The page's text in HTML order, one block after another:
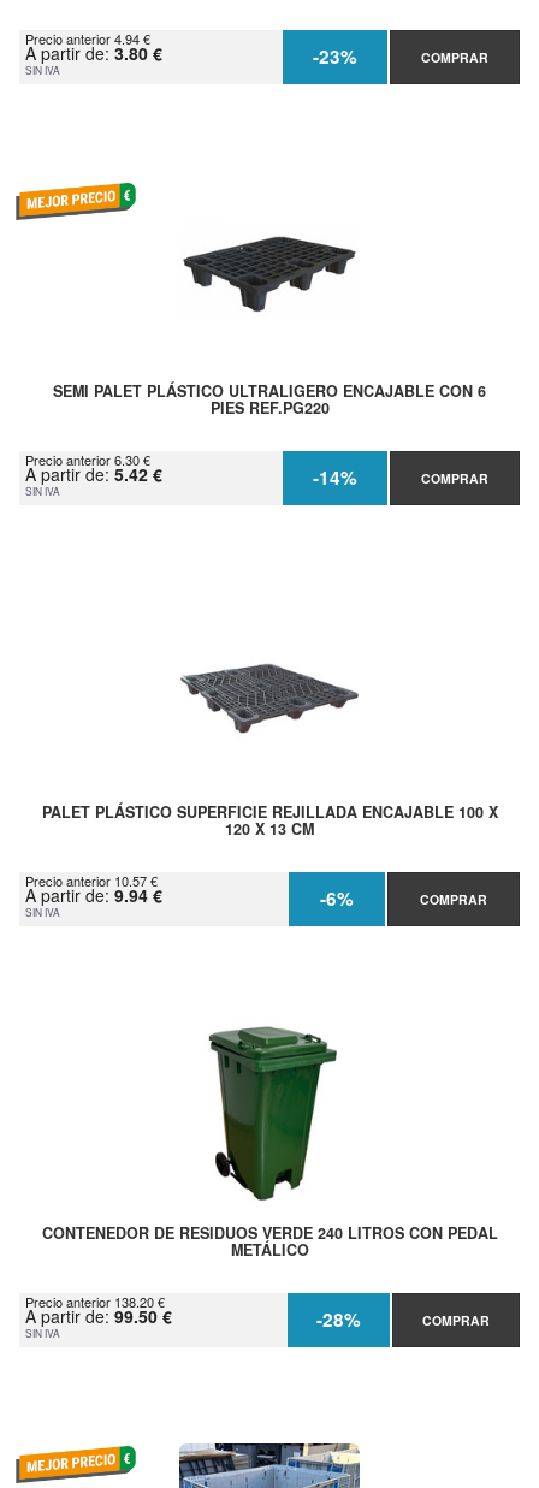
Precio anterior 4.94 €
A partir de: 3.80 €
SIN IVA -23% COMPRAR
SEMI PALET PLÁSTICO ULTRALIGERO ENCAJABLE CON 6
PIES REF.PG220
Precio anterior 6.30 €
A partir de: 5.42 €
SIN IVA -14% COMPRAR
PALET PLÁSTICO SUPERFICIE REJILLADA ENCAJABLE 100 X
120 X 13 CM
Precio anterior 10.57 €
A partir de: 9.94 €
SIN IVA -6% COMPRAR
CONTENEDOR DE RESIDUOS VERDE 240 LITROS CON PEDAL
METÁLICO
Precio anterior 138.20 €
A partir de: 99.50 €
SIN IVA -28% COMPRAR